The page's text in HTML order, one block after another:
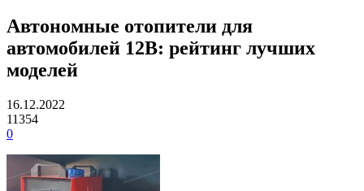
Автономные отопители для
автомобилей 12В: рейтинг лучших
моделей
16.12.2022
11354
0